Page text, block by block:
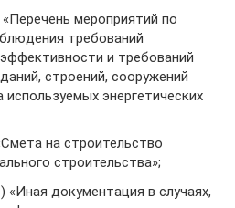
мероприятий по
требований
и требований
строений, сооружений
используемых энергетических
на строительство
строительства»;
«Иная документация в случаях,